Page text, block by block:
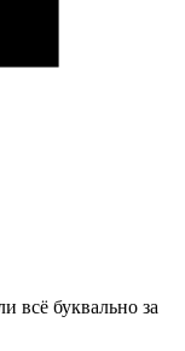
всё буквально за